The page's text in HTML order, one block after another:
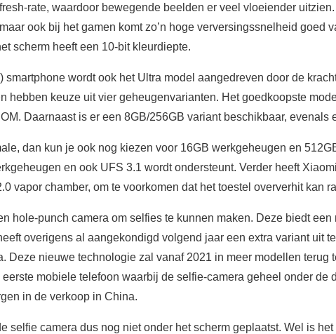
rate, waardoor bewegende beelden er veel vloeiender
ook bij het gamen komt zo’n hoge verversingssnelheid goed
scherm heeft een 10-bit kleurdiepte.
smartphone wordt ook het Ultra model aangedreven door de
hebben keuze uit vier geheugenvarianten. Het goedkoopste
Daarnaast is er een 8GB/256GB variant beschikbaar, evenals
dan kun je ook nog kiezen voor 16GB werkgeheugen en
en ook UFS 3.1 wordt ondersteunt. Verder heeft
vapor chamber, om te voorkomen dat het toestel oververhit kan
hole-punch camera om selfies te kunnen maken. Deze biedt een
overigens al aangekondigd volgend jaar een extra variant uit
Deze nieuwe technologie zal vanaf 2021 in meer modellen terug
eerste mobiele telefoon waarbij de selfie-camera geheel onder de
in de verkoop in China.
selfie camera dus nog niet onder het scherm geplaatst. Wel is